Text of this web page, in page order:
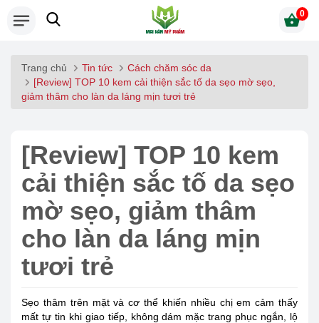
0
Trang chủ Tin tức
Cách chăm sóc da
[Review] TOP 10 kem cải thiện sắc tố da sẹo mờ sẹo,
giảm thâm cho làn da láng mịn tươi trẻ
[Review] TOP 10 kem
cải thiện sắc tố da sẹo
mờ sẹo, giảm thâm
cho làn da láng mịn
tươi trẻ
Sẹo thâm trên mặt và cơ thể khiến nhiều chị em cảm thấy
mất tự tin khi giao tiếp, không dám mặc trang phục ngắn, lộ